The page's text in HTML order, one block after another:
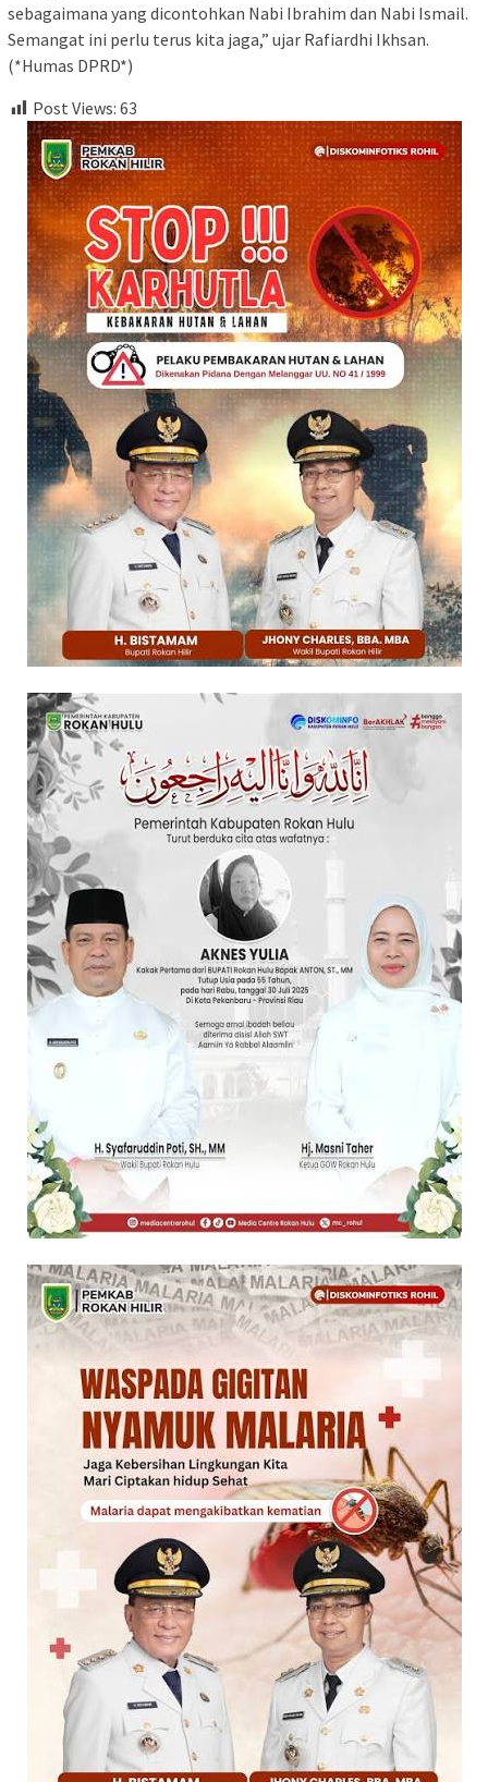
sebagaimana yang dicontohkan Nabi Ibrahim dan Nabi Ismail.
Semangat ini perlu terus kita jaga,” ujar Rafiardhi Ikhsan.
(*Humas DPRD*)
Post Views: 63